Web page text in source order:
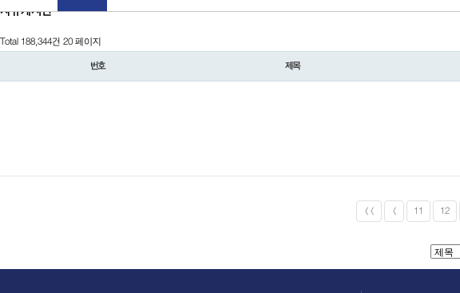
자유게시판
Total 188,344건 20 페이지
번호 제목
<< < 11 12